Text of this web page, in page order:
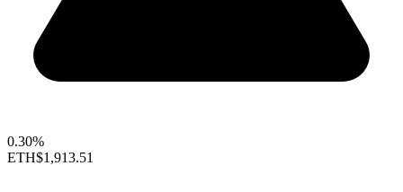
0.30%
ETH$1,913.51